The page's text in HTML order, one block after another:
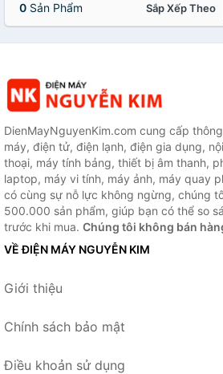
0 Sản Phẩm Sắp Xếp Theo
DienMayNguyenKim.com cung cấp
máy, điện tử, điện lạnh, điện gia dụng,
thoại, máy tính bảng, thiết bị âm thanh,
laptop, máy vi tính, máy ảnh, máy quay
có cùng sự nỗ lực không ngừng, chúng
500.000 sản phẩm, giúp bạn có thể so
trước khi mua. Chúng tôi không bán
VỀ ĐIỆN MÁY NGUYỄN KIM
Giới thiệu
Chính sách bảo mật
Điều khoản sử dụng